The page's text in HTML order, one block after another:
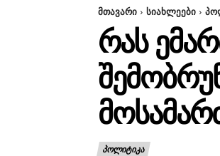
მთავარი სიახლეები
ᲠᲐᲡ
ᲞᲝᲚᲘᲢᲘᲙᲐ